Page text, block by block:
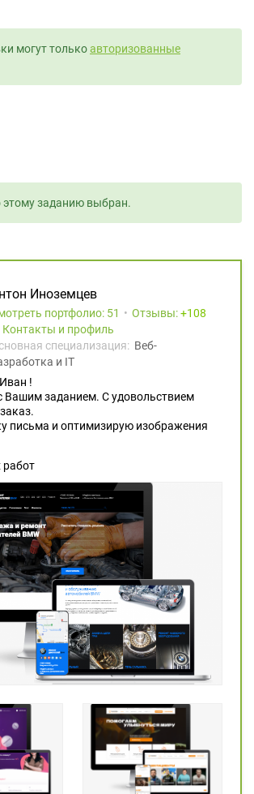
могут толькоавторизованные
этому заданию выбран.
Иноземцев
портфолио: 51 Отзывы:
108
Контакты и профиль
специализация: Веб-
и IT
!
Вашим заданием. С удовольствием
письма и оптимизирую изображения